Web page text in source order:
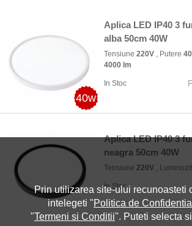
40w
Aplica LED IP40 3
alba 50cm 40W
Tensiune 220V , Putere
4000 lm
In Stoc
Aplica LED IP40 3
neagra 50cm 40W
Tensiune 220V ,
In Stoc
Prin utilizarea site-ului recunoasteti
intelegeti "Politica de
"Termeni si Conditii". Puteti selecta